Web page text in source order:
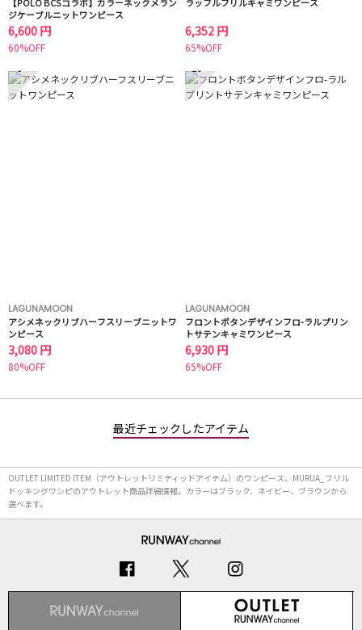
ジケーブルニットワンピース
6,600 円
60%OFF
6,352 円
65%OFF
9
LAGUNAMOON
アシメネックリブハーフスリーブニットワ
ンピース
3,080 円
80%OFF
10
LAGUNAMOON
フロントボタンデザインフロ-ラルプリン
トサテンキャミワンピース
6,930 円
65%OFF
最近チェックしたアイテム
OUTLET LIMITED ITEM（アウトレットリミティッドアイテム）のワンピース、MURUA_フリル
ドッキングワンピのアウトレット商品詳細情報。カラーはブラック、ネイビー、ブラウンから
選べます。